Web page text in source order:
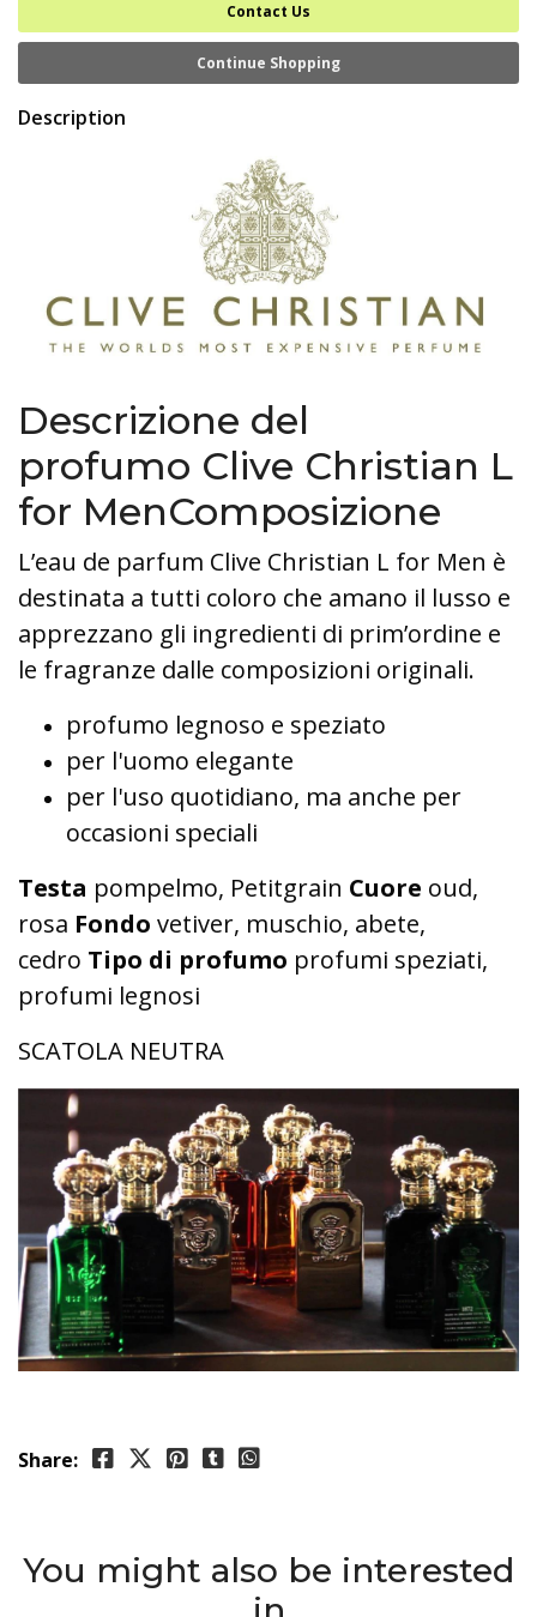
Contact Us
Continue Shopping
Description
Descrizione del
profumo Clive Christian L
for MenComposizione
L’eau de parfum Clive Christian L for Men è
destinata a tutti coloro che amano il lusso e
apprezzano gli ingredienti di prim’ordine e
le fragranze dalle composizioni originali.
profumo legnoso e speziato
per l'uomo elegante
per l'uso quotidiano, ma anche per
occasioni speciali
Testa pompelmo, Petitgrain Cuore oud,
rosa Fondo vetiver, muschio, abete,
cedro Tipo di profumo profumi speziati,
profumi legnosi
SCATOLA NEUTRA
Share:
You might also be interested